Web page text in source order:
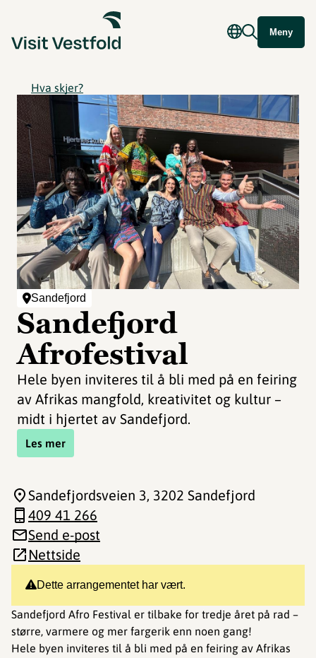
Meny
Hva skjer?
Sandefjord
Sandefjord
Afrofestival
Hele byen inviteres til å bli med på en feiring
av Afrikas mangfold, kreativitet og kultur –
midt i hjertet av Sandefjord.
Les mer
Dette arrangementet har vært.
Sandefjord Afro Festival er tilbake for tredje året på rad –
større, varmere og mer fargerik enn noen gang!
Hele byen inviteres til å bli med på en feiring av Afrikas
Sandefjordsveien 3, 3202 Sandefjord
409 41 266
Send e-post
Nettside